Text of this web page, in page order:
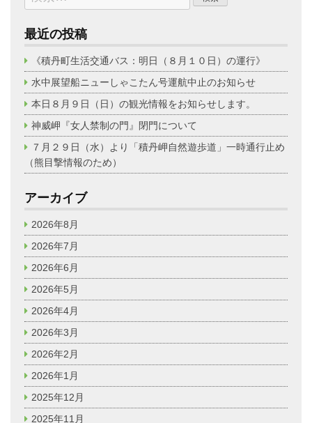
索:
最近の投稿
《積丹町生活交通バス：明日（８月１０日）の運行》
水中展望船ニューしゃこたん号運航中止のお知らせ
本日８月９日（日）の観光情報をお知らせします。
神威岬『女人禁制の門』閉門について
７月２９日（水）より「積丹岬自然遊歩道」一時通行止め
（熊目撃情報のため）
アーカイブ
2026年8月
2026年7月
2026年6月
2026年5月
2026年4月
2026年3月
2026年2月
2026年1月
2025年12月
2025年11月